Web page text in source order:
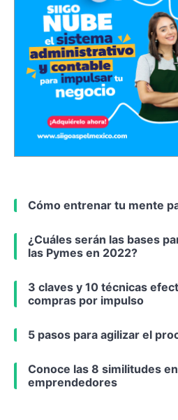
Cómo entrenar tu mente
¿Cuáles serán las bases
las Pymes en 2022?
3 claves y 10 técnicas
compras por impulso
5 pasos para agilizar el
Conoce las 8 similitudes
emprendedores